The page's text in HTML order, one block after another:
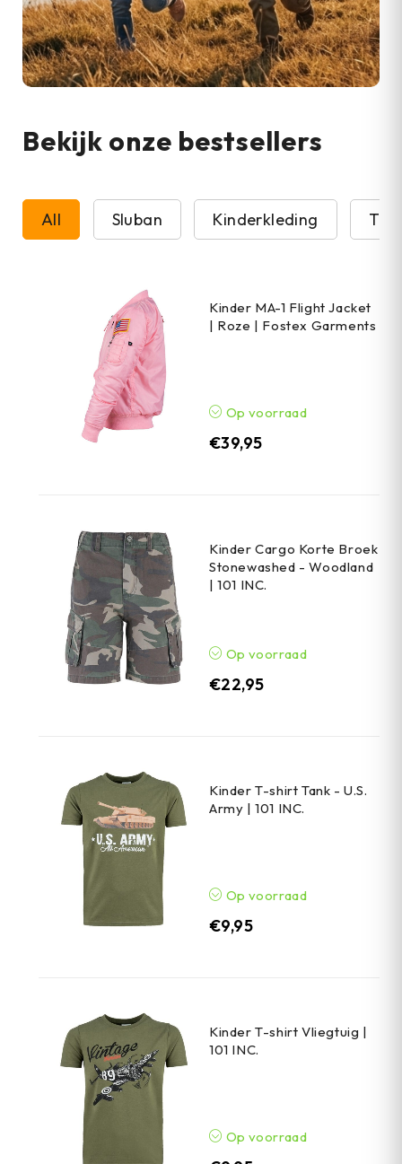
Bekijk onze bestsellers
All Sluban Kinderkleding T-
Kinder MA-1 Flight Jacket
| Roze | Fostex Garments
Op voorraad
€39,95
Kinder Cargo Korte Broek
Stonewashed - Woodland
| 101 INC.
Op voorraad
€22,95
Kinder T-shirt Tank - U.S.
Army | 101 INC.
Op voorraad
€9,95
Kinder T-shirt Vliegtuig |
101 INC.
Op voorraad